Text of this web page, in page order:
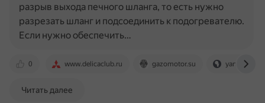
0 www.delicaclub.ru gazomotor.su yandex.ru
разрыв выхода печного шланга, то есть нужно
разрезать шланг и подсоединить к подогревателю.
Если нужно обеспечить…
Читать далее